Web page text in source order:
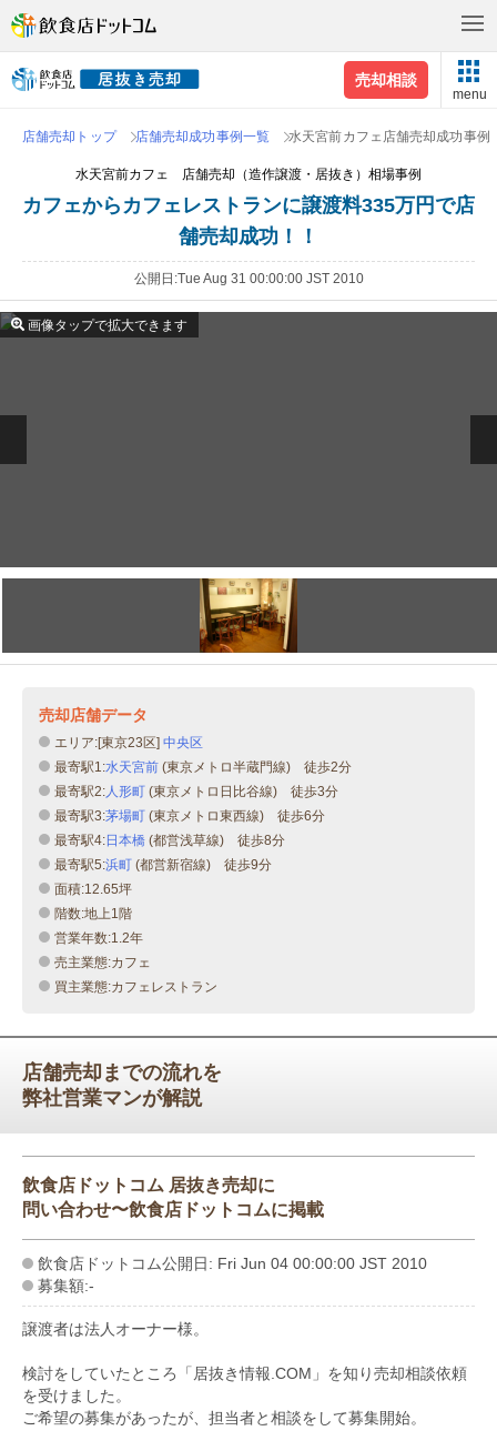
売却相談
menu
店舗売却トップ 店舗売却成功事例一覧 水天宮前カフェ店舗売却成功事例
水天宮前カフェ 店舗売却（造作譲渡・居抜き）相場事例
カフェからカフェレストランに譲渡料335万円で店
舗売却成功！！
公開日 Tue Aug 31 00:00:00 JST 2010
画像タップで拡大できます
売却店舗データ
エリア:[東京23区] 中央区
最寄駅1:水天宮前 (東京メトロ半蔵門線) 徒歩2分
最寄駅2: 人形町 (東京メトロ日比谷線) 徒歩3分
最寄駅3:茅場町 (東京メトロ東西線) 徒歩6分
最寄駅4:日本橋 (都営浅草線) 徒歩8分
最寄駅5:浜町 (都営新宿線) 徒歩9分
面積:12.65坪
階数:地上1階
営業年数:1.2年
売主業態:カフェ
買主業態:カフェレストラン
店舗売却までの流れを
弊社営業マンが解説
飲食店ドットコム 居抜き売却に
問い合わせ〜飲食店ドットコムに掲載
飲食店ドットコム公開日: Fri Jun 04 00:00:00 JST 2010
募集額:-
譲渡者は法人オーナー様。
検討をしていたところ「居抜き情報.COM」を知り売却相談依頼
を受けました。
ご希望の募集があったが、担当者と相談をして募集開始。